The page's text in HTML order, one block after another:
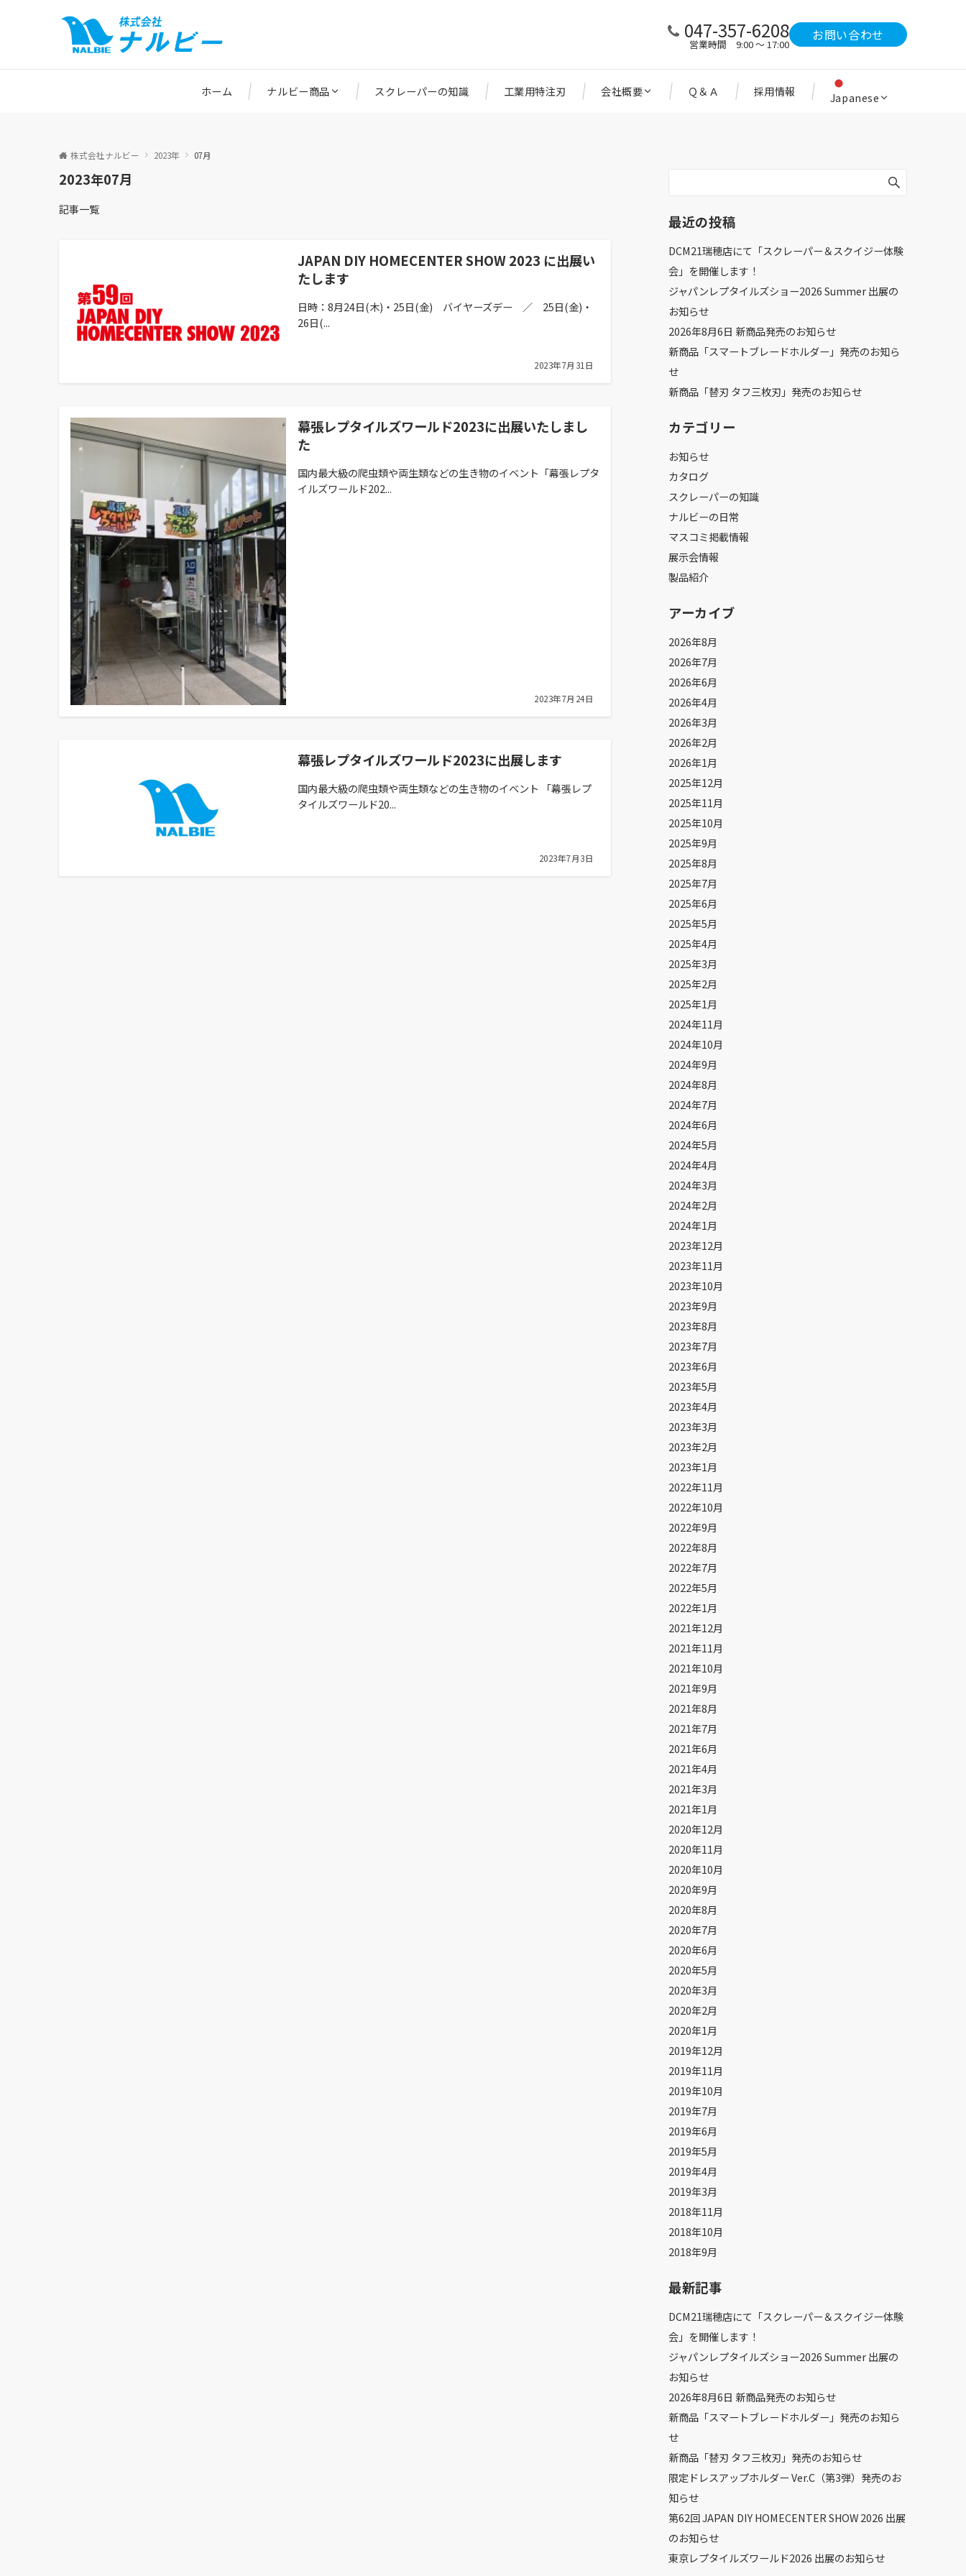
047-357-6208
営業時間 9:00 ～ 17:00
お問い合わせ
ホーム ナルビー商品 スクレーパーの知識 工業用特注刃 会社概要 Ｑ＆Ａ 採用情報 Japanese
株式会社ナルビー 2023年 07月
2023年07月
記事一覧
JAPAN DIY HOMECENTER SHOW 2023 に出展い
たします
日時：8月24日(木)・25日(金) バイヤーズデー ／ 25日(金)・
26日(...
2023年7月31日
幕張レプタイルズワールド2023に出展いたしまし
た
国内最大級の爬虫類や両生類などの生き物のイベント「幕張レプタ
イルズワールド202...
2023年7月24日
幕張レプタイルズワールド2023に出展します
国内最大級の爬虫類や両生類などの生き物のイベント 「幕張レプ
タイルズワールド20...
2023年7月3日
最近の投稿
DCM21瑞穂店にて「スクレーパー＆スクイジー体験
会」を開催します！
ジャパンレプタイルズショー2026 Summer 出展の
お知らせ
2026年8月6日 新商品発売のお知らせ
新商品「スマートブレードホルダー」発売のお知ら
せ
新商品「替刃 タフ三枚刃」発売のお知らせ
カテゴリー
お知らせ
カタログ
スクレーパーの知識
ナルビーの日常
マスコミ掲載情報
展示会情報
製品紹介
アーカイブ
2026年8月
2026年7月
2026年6月
2026年4月
2026年3月
2026年2月
2026年1月
2025年12月
2025年11月
2025年10月
2025年9月
2025年8月
2025年7月
2025年6月
2025年5月
2025年4月
2025年3月
2025年2月
2025年1月
2024年11月
2024年10月
2024年9月
2024年8月
2024年7月
2024年6月
2024年5月
2024年4月
2024年3月
2024年2月
2024年1月
2023年12月
2023年11月
2023年10月
2023年9月
2023年8月
2023年7月
2023年6月
2023年5月
2023年4月
2023年3月
2023年2月
2023年1月
2022年11月
2022年10月
2022年9月
2022年8月
2022年7月
2022年5月
2022年1月
2021年12月
2021年11月
2021年10月
2021年9月
2021年8月
2021年7月
2021年6月
2021年4月
2021年3月
2021年1月
2020年12月
2020年11月
2020年10月
2020年9月
2020年8月
2020年7月
2020年6月
2020年5月
2020年3月
2020年2月
2020年1月
2019年12月
2019年11月
2019年10月
2019年7月
2019年6月
2019年5月
2019年4月
2019年3月
2018年11月
2018年10月
2018年9月
最新記事
DCM21瑞穂店にて「スクレーパー＆スクイジー体験
会」を開催します！
ジャパンレプタイルズショー2026 Summer 出展の
お知らせ
2026年8月6日 新商品発売のお知らせ
新商品「スマートブレードホルダー」発売のお知ら
せ
新商品「替刃 タフ三枚刃」発売のお知らせ
限定ドレスアップホルダー Ver.C（第3弾）発売のお
知らせ
第62回 JAPAN DIY HOMECENTER SHOW 2026 出展
のお知らせ
東京レプタイルズワールド2026 出展のお知らせ